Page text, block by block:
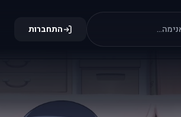
התחברות